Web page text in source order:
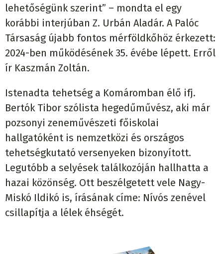
lehetőségünk szerint” – mondta el egy
korábbi interjúban Z. Urbán Aladár. A Palóc
Társaság újabb fontos mérföldkőhöz érkezett:
2024-ben működésének 35. évébe lépett. Erről
ír Kaszmán Zoltán.
Istenadta tehetség a Komáromban élő ifj.
Bertók Tibor szólista hegedűművész, aki már
pozsonyi zeneművészeti főiskolai
hallgatóként is nemzetközi és országos
tehetségkutató versenyeken bizonyított.
Legutóbb a selyések találkozóján hallhatta a
hazai közönség. Ott beszélgetett vele Nagy-
Miskó Ildikó is, írásának címe: Nívós zenével
csillapítja a lélek éhségét.